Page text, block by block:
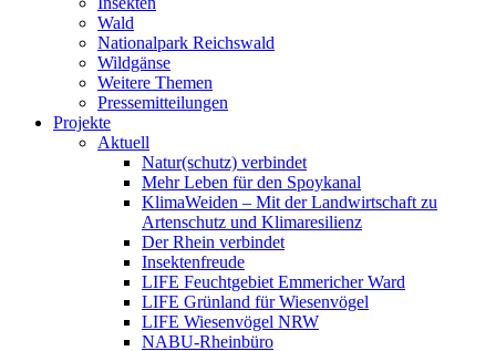
Wald
Nationalpark Reichswald
Wildgänse
Weitere Themen
Pressemitteilungen
Projekte
Aktuell
Natur(schutz) verbindet
Mehr Leben für den Spoykanal
KlimaWeiden – Mit der Landwirtschaft zu
Artenschutz und Klimaresilienz
Der Rhein verbindet
Insektenfreude
LIFE Feuchtgebiet Emmericher Ward
LIFE Grünland für Wiesenvögel
LIFE Wiesenvögel NRW
NABU-Rheinbüro